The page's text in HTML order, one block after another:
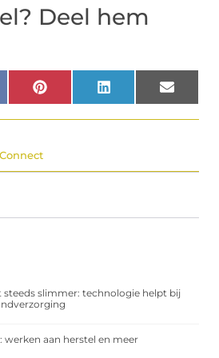
Deel hem
Pinterest LinkedIn Email
slimmer: technologie helpt bij
aan herstel en meer